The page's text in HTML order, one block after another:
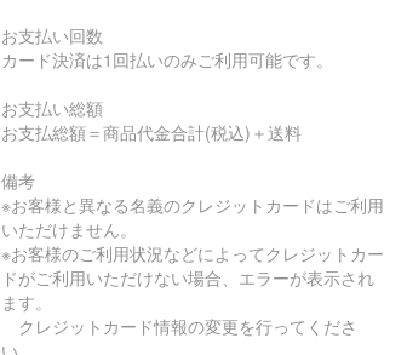
お支払い回数
カード決済は1回払いのみご利用可能です。
お支払い総額
お支払総額＝商品代金合計(税込)＋送料
備考
※お客様と異なる名義のクレジットカードはご利用
いただけません。
※お客様のご利用状況などによってクレジットカー
ドがご利用いただけない場合、エラーが表示され
ます。
クレジットカード情報の変更を行ってくださ
い。